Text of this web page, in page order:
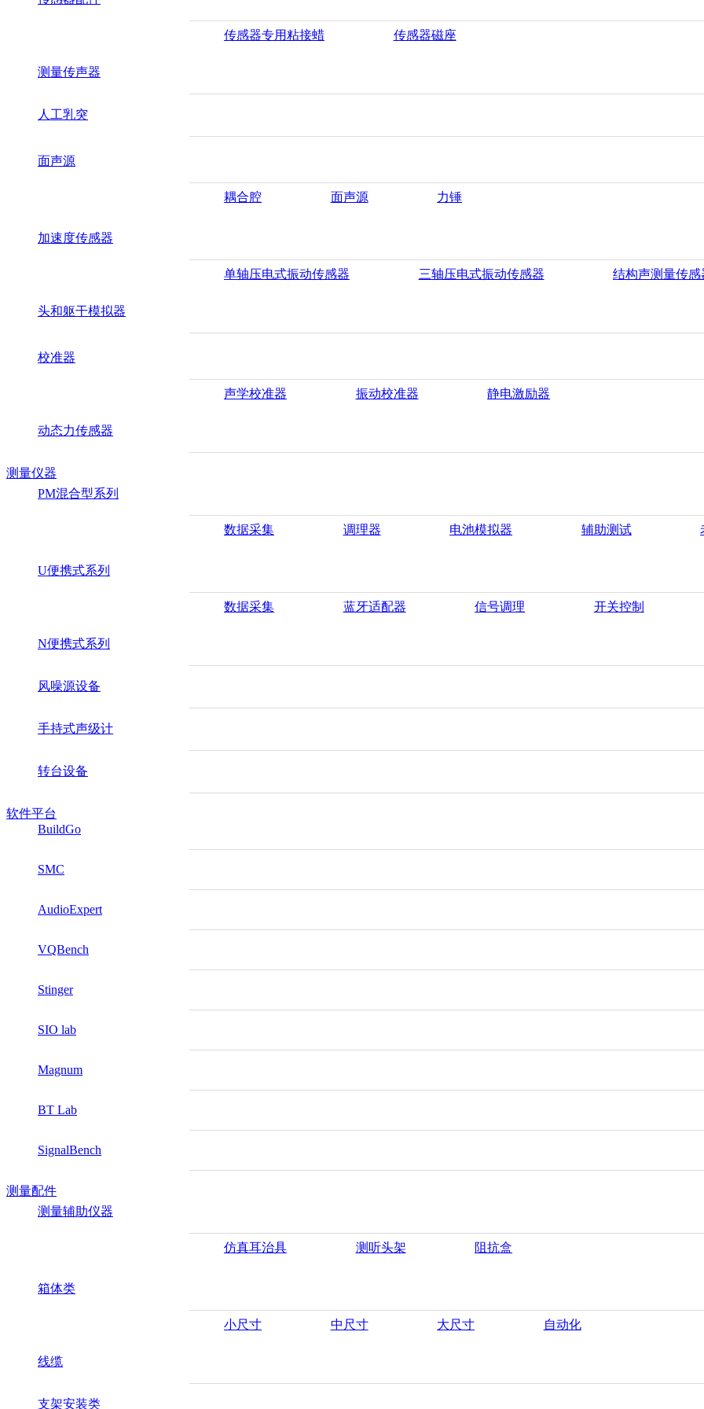
传感器专用粘接蜡 传感器磁座
测量传声器
人工乳突
面声源
耦合腔 面声源 力锤
加速度传感器
单轴压电式振动传感器 三轴压电式振动传感器 结构声测量传感
头和躯干模拟器
校准器
声学校准器 振动校准器 静电激励器
动态力传感器
测量仪器
PM混合型系列
数据采集 调理器 电池模拟器 辅助测试
U便携式系列
数据采集 蓝牙适配器 信号调理 开关控制
N便携式系列
风噪源设备
手持式声级计
转台设备
软件平台
BuildGo
SMC
AudioExpert
VQBench
Stinger
SIO lab
Magnum
BT Lab
SignalBench
测量配件
测量辅助仪器
仿真耳治具 测听头架 阻抗盒
箱体类
小尺寸 中尺寸 大尺寸 自动化
线缆
支架安装类